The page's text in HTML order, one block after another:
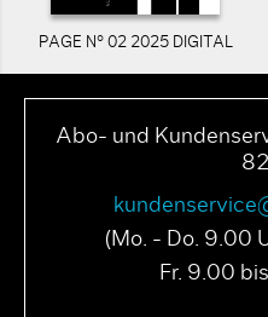
PAGE N° 02 2025 DIGITAL
Abo- und
(Mo. - Do. 9.00
Fr. 9.00